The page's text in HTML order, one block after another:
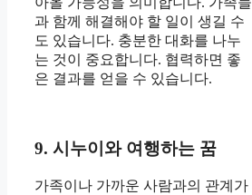
과 함께 해결해야 할 일이 생길 수
도 있습니다. 충분한 대화를 나누
는 것이 중요합니다. 협력하면 좋
은 결과를 얻을 수 있습니다.
9. 시누이와 여행하는 꿈
가족이나 가까운 사람과의 관계가